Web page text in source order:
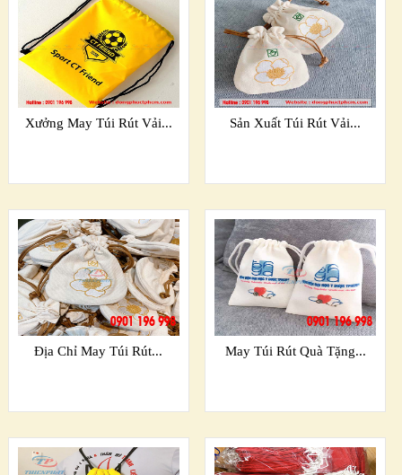
Xưởng May Túi Rút Vải... Sản Xuất Túi Rút Vải...
Địa Chỉ May Túi Rút... May Túi Rút Quà Tặng...